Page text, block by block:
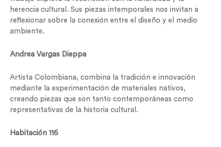
herencia cultural. Sus piezas intemporales nos invitan a
reflexionar sobre la conexión entre el diseño y el medio
ambiente.
Andrea Vargas Dieppa
Artista Colombiana, combina la tradición e innovación
mediante la experimentación de materiales nativos,
creando piezas que son tanto contemporáneas como
representativas de la historia cultural.
Habitación 116